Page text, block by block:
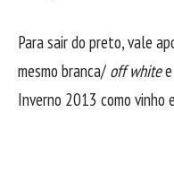
Para sair do preto, vale
mesmo branca/ off whitee
Inverno 2013 como vinho